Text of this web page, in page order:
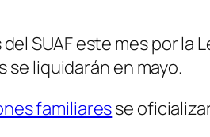
SUAF este mes por la
se liquidarán en mayo.
familiaresse